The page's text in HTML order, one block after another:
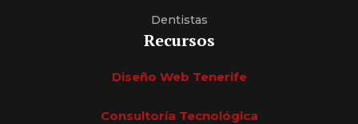
Dentistas
Recursos
Diseño Web Tenerife
Consultoría Tecnológica